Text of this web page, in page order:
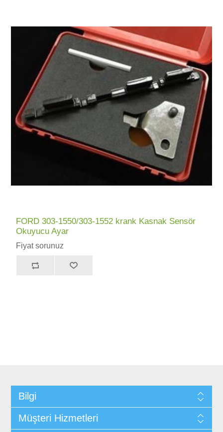
FORD 303-1550/303-1552 krank Kasnak Sensör
Okuyucu Ayar
Fiyat sorunuz
Bilgi
Müşteri Hizmetleri